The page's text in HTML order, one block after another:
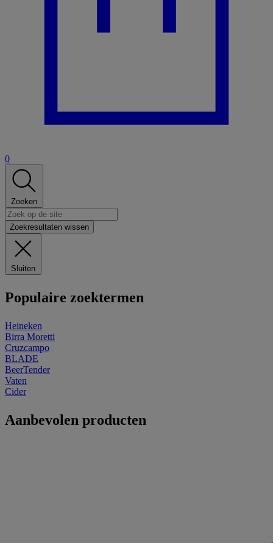
0
Zoeken
Zoekresultaten wissen
Sluiten
Populaire zoektermen
Heineken
Birra Moretti
Cruzcampo
BLADE
BeerTender
Vaten
Cider
Aanbevolen producten